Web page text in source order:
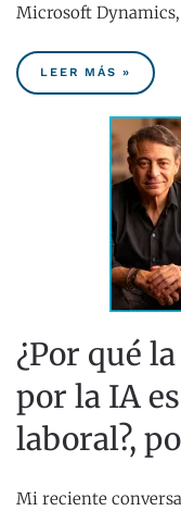
Microsoft
LEER MÁS »
¿Por qué
por la IA
laboral?,
Mi reciente